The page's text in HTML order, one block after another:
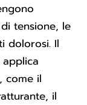
tensione, le
dolorosi. Il
come il
il